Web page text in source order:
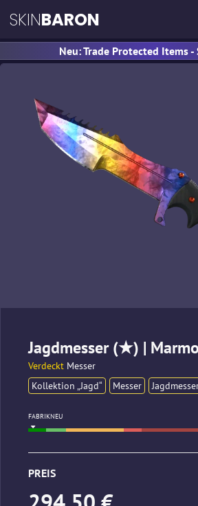
SKINBARON
Neu: Trade Protected Items
Jagdmesser (★) |
Verdeckt Messer
Kollektion „Jagd“
Messer
FABRIKNEU
PREIS